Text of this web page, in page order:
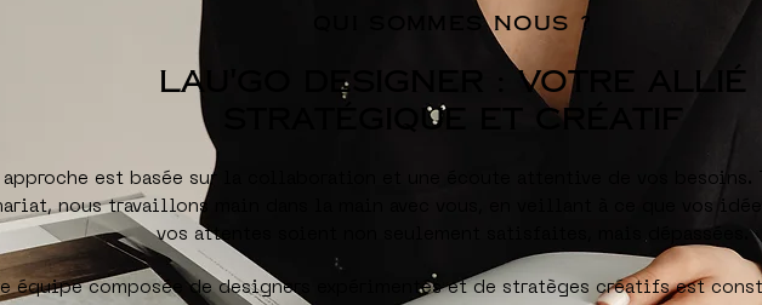
QUI SOMMES NOUS ?
LAU'GO DESIGNER : votre ALLIÉ
STRATÉGIQUE ET CRÉATIF
approche est basée sur la collaboration et une écoute attentive de vos besoins.
nous travaillons main dans la main avec vous, en veillant à ce que vos
vos attentes soient non seulement satisfaites, mais dépassées.
équipe composée de designers expérimentés et de stratèges créatifs est